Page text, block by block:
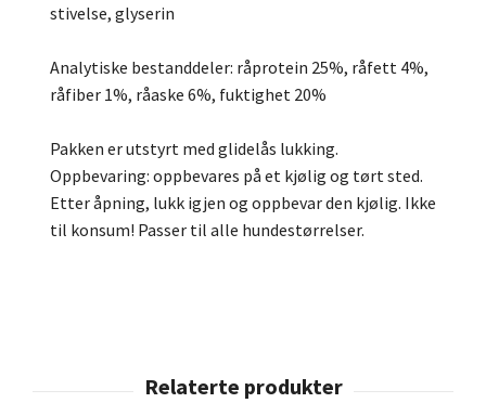
stivelse, glyserin
Analytiske bestanddeler: råprotein 25%, råfett 4%,
råfiber 1%, råaske 6%, fuktighet 20%
Pakken er utstyrt med glidelås lukking.
Oppbevaring: oppbevares på et kjølig og tørt sted.
Etter åpning, lukk igjen og oppbevar den kjølig. Ikke
til konsum! Passer til alle hundestørrelser.